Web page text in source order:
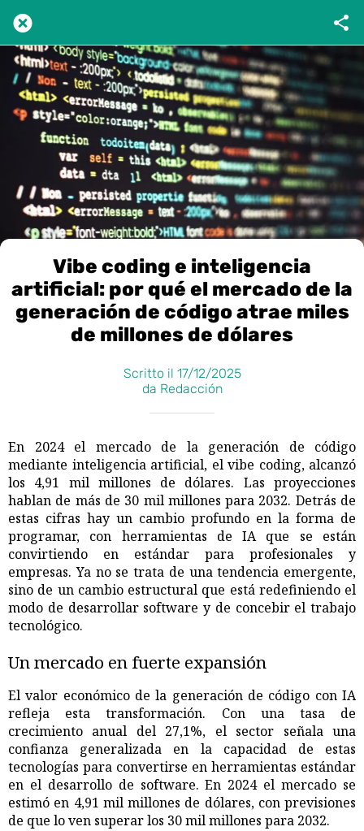
Vibe coding e inteligencia
artificial: por qué el mercado de la
generación de código atrae miles
de millones de dólares
Scritto il 17/12/2025
da Redacción
En 2024 el mercado de la generación de código
mediante inteligencia artificial, el vibe coding, alcanzó
los 4,91 mil millones de dólares. Las proyecciones
hablan de más de 30 mil millones para 2032. Detrás de
estas cifras hay un cambio profundo en la forma de
programar, con herramientas de IA que se están
convirtiendo en estándar para profesionales y
empresas. Ya no se trata de una tendencia emergente,
sino de un cambio estructural que está redefiniendo el
modo de desarrollar software y de concebir el trabajo
tecnológico.
Un mercado en fuerte expansión
El valor económico de la generación de código con IA
refleja esta transformación. Con una tasa de
crecimiento anual del 27,1%, el sector señala una
confianza generalizada en la capacidad de estas
tecnologías para convertirse en herramientas estándar
en el desarrollo de software. En 2024 el mercado se
estimó en 4,91 mil millones de dólares, con previsiones
de que lo ven superar los 30 mil millones para 2032.